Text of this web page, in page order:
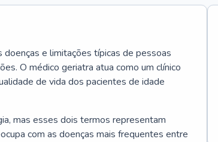
e limitações típicas de pessoas
O médico geriatra atua como um clínico
de vida dos pacientes de idade
mas esses dois termos representam
com as doenças mais frequentes entre